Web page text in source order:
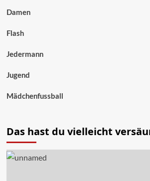
Damen
Flash
Jedermann
Jugend
Mädchenfussball
Das hast du vielleicht